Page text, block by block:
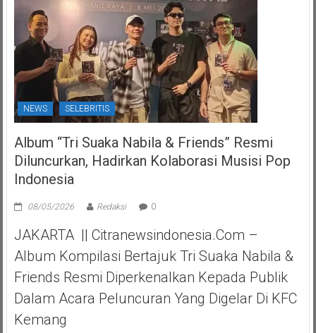
NEWS SELEBRITIS
Album “Tri Suaka Nabila & Friends” Resmi
Diluncurkan, Hadirkan Kolaborasi Musisi Pop
Indonesia
08/05/2026 Redaksi 0
JAKARTA || Citranewsindonesia.com –
Album Kompilasi Bertajuk Tri Suaka Nabila &
Friends Resmi Diperkenalkan Kepada Publik
Dalam Acara Peluncuran Yang Digelar Di KFC
Kemang